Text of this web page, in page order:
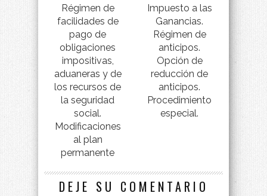
Régimen de
facilidades de
pago de
obligaciones
impositivas,
aduaneras y de
los recursos de
la seguridad
social.
Modificaciones
al plan
permanente
Impuesto a las
Ganancias.
Régimen de
anticipos.
Opción de
reducción de
anticipos.
Procedimiento
especial.
DEJE SU COMENTARIO